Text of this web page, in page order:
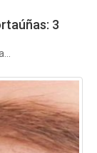
3